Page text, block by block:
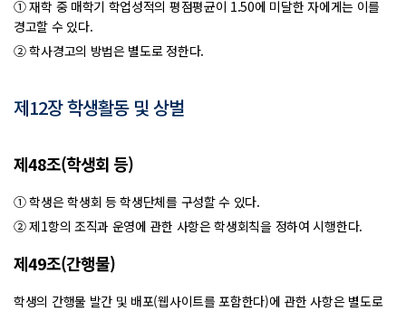
① 재학 중 매학기 학업성적의 평점평균이 1.50에 미달한 자에게는 이를
경고할 수 있다.
② 학사경고의 방법은 별도로 정한다.
제12장 학생활동 및 상벌
제48조(학생회 등)
① 학생은 학생회 등 학생단체를 구성할 수 있다.
② 제1항의 조직과 운영에 관한 사항은 학생회칙을 정하여 시행한다.
제49조(간행물)
학생의 간행물 발간 및 배포(웹사이트를 포함한다)에 관한 사항은 별도로